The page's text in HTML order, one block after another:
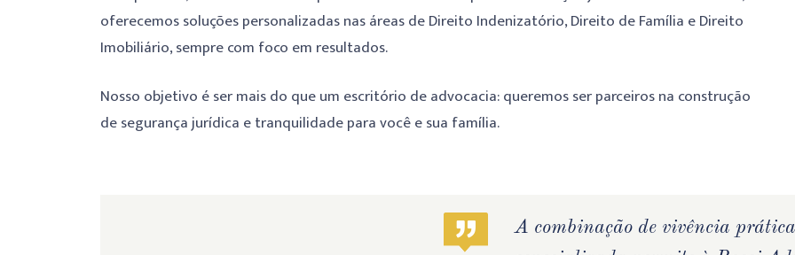
oferecemos soluções personalizadas nas áreas de Direito Indenizatório, Direito de Família e Direito
Imobiliário, sempre com foco em resultados.
Nosso objetivo é ser mais do que um escritório de advocacia: queremos ser parceiros na construção
de segurança jurídica e tranquilidade para você e sua família.
A combinação de vivência